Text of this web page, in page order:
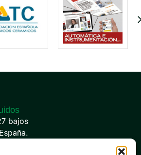
bajos